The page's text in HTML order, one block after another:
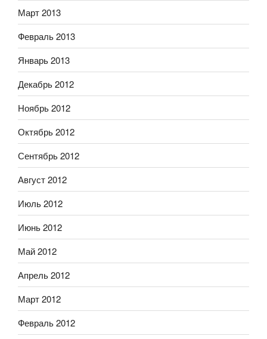
Март 2013
Февраль 2013
Январь 2013
Декабрь 2012
Ноябрь 2012
Октябрь 2012
Сентябрь 2012
Август 2012
Июль 2012
Июнь 2012
Май 2012
Апрель 2012
Март 2012
Февраль 2012